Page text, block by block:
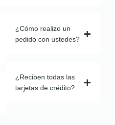
¿Cómo realizo un
pedido con ustedes?
¿Reciben todas las
tarjetas de crédito?